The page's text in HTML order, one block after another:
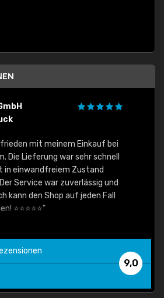
mit meinem Einkauf bei
Die Lieferung war sehr schnell
in einwandfreiem Zustand
Service war zuverlässig und
kann den Shop auf jeden Fall
⭐⭐⭐⭐⭐"
9,0